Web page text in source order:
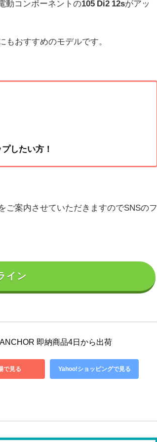
動コンポーネントの105 Di2 12sがアッ
もおすすめのモデルです。
したい方！
ご案内させていただきますのでSNSのフ
イン
即納商品4日から出荷
で見る Yahoo!ショッピングで見る